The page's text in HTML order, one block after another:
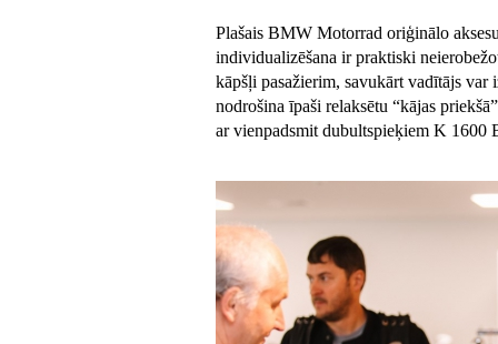
Plašais BMW Motorrad oriģinālo
individualizēšana ir praktiski
kāpšļi pasažierim, savukārt vadītājs
nodrošina īpaši relaksētu “kājas
ar vienpadsmit dubultspieķiem K 1600